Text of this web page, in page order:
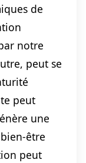
de
notre
peut se
peut
une
être
peut